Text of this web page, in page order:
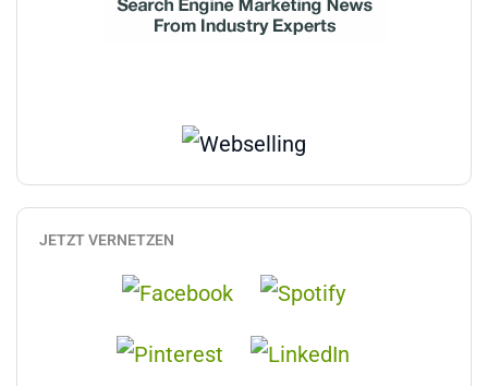
JETZT VERNETZEN